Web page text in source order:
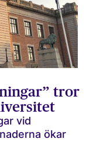
tror
vid
ökar